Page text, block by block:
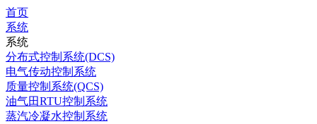
首页
系统
系统
分布式控制系统(DCS)
电气传动控制系统
质量控制系统(QCS)
油气田RTU控制系统
蒸汽冷凝水控制系统